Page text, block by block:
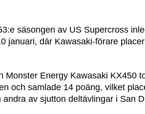
säsongen av US Supercross
januari, där Kawasaki-förare
Monster Energy Kawasaki KX450
och samlade 14 poäng, vilket
andra av sjutton deltävlingar i San